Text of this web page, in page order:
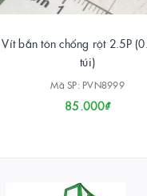
Vít bắn tôn chống rột 2.5P
túi)
Mã SP: PVN8999
85.000₫